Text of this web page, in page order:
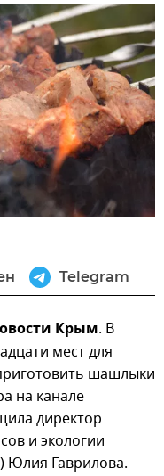
Telegram
Крым. В
мест для
шашлыки
на канале
директор
и экологии
Юлия Гаврилова.